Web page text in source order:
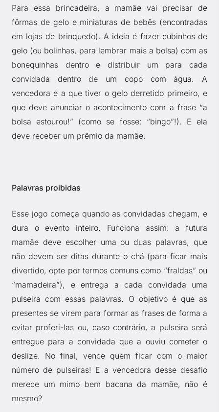
Para essa brincadeira, a mamãe vai precisar de
fôrmas de gelo e miniaturas de bebês (encontradas
em lojas de brinquedo). A ideia é fazer cubinhos de
gelo (ou bolinhas, para lembrar mais a bolsa) com as
bonequinhas dentro e distribuir um para cada
convidada dentro de um copo com água. A
vencedora é a que tiver o gelo derretido primeiro, e
que deve anunciar o acontecimento com a frase “a
bolsa estourou!” (como se fosse: “bingo”!). E ela
deve receber um prêmio da mamãe.
Palavras proibidas
Esse jogo começa quando as convidadas chegam, e
dura o evento inteiro. Funciona assim: a futura
mamãe deve escolher uma ou duas palavras, que
não devem ser ditas durante o chá (para ficar mais
divertido, opte por termos comuns como “fraldas” ou
“mamadeira”), e entrega a cada convidada uma
pulseira com essas palavras. O objetivo é que as
presentes se virem para formar as frases de forma a
evitar proferi-las ou, caso contrário, a pulseira será
entregue para a convidada que a ouviu cometer o
deslize. No final, vence quem ficar com o maior
número de pulseiras! E a vencedora desse desafio
merece um mimo bem bacana da mamãe, não é
mesmo?